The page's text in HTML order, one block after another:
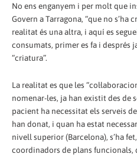
No ens enganyem i per molt que
Govern a Tarragona, “que no s’ha
realitat és una altra, i aquí es
consumats, primer es fa i després
“criatura”.
La realitat es que les
nomenar-les, ja han existit des de
pacient ha necessitat els serveis
han donat, i quan ha estat
nivell superior (Barcelona), s’ha
coordinadors de plans funcionals,